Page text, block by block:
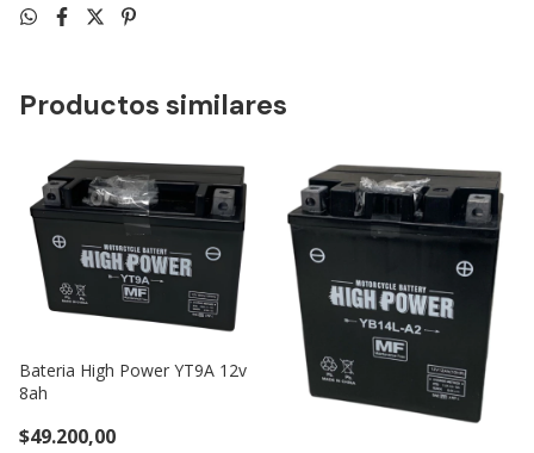
Productos similares
Bateria High Power YT9A 12v
8ah
$49.200,00